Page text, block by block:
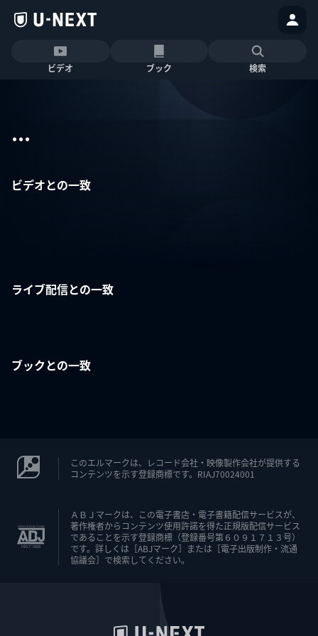
ビデオ ブック 検索
...
ビデオとの一致
ライブ配信との一致
ブックとの一致
このエルマークは、レコード会社・映像製作会社が提供する
コンテンツを示す登録商標です。RIAJ70024001
ＡＢＪマークは、この電子書店・電子書籍配信サービスが、
著作権者からコンテンツ使用許諾を得た正規版配信サービス
であることを示す登録商標（登録番号第６０９１７１３号）
です。詳しくは［ABJマーク］または［電子出版制作・流通
協議会］で検索してください。